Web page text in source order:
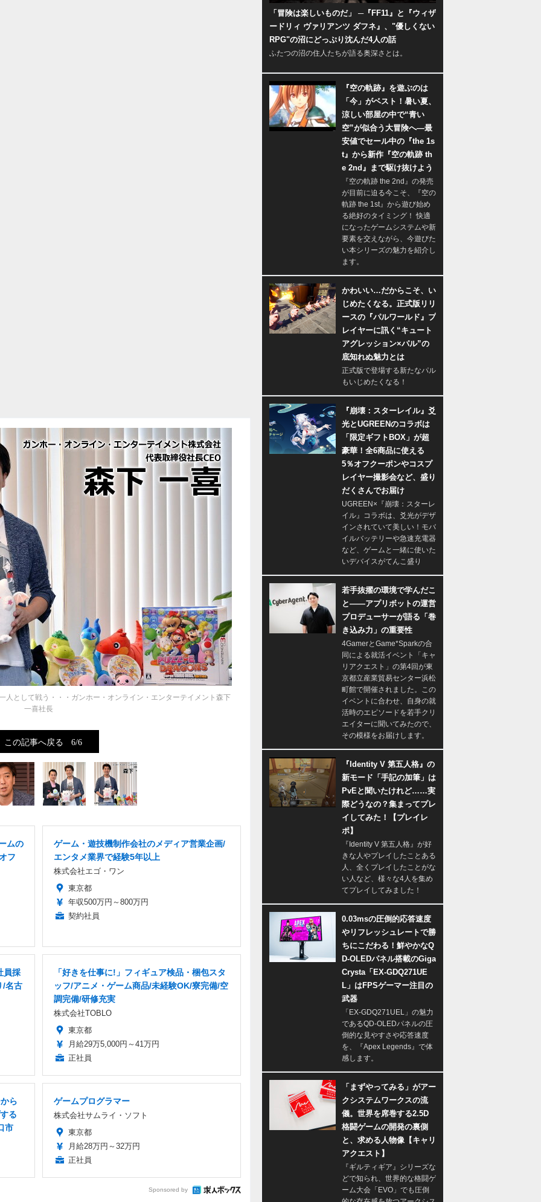
人として戦う・・・ガンホー・オンライン・エンターテイメント森下
一喜社長
この記事へ戻る 6/6
ムの
フ
ゲーム・遊技機制作会社のメディア営業企画/
エンタメ業界で経験5年以上
株式会社エゴ・ワン
東京都
年収500万円～800万円
契約社員
員採
/名古
「好きを仕事に!」フィギュア検品・梱包スタ
ッフ/アニメ・ゲーム商品/未経験OK/寮完備/空
調完備/研修充実
株式会社TOBLO
東京都
月給29万5,000円～41万円
正社員
ら
る
市
ゲームプログラマー
株式会社サムライ・ソフト
東京都
月給28万円～32万円
正社員
Sponsored by
「冒険は楽しいものだ」 ─『FF11』と『ウィザ
ードリィ ヴァリアンツ ダフネ』、"優しくない
RPG"の沼にどっぷり沈んだ4人の話
ふたつの沼の住人たちが語る奥深さとは。
『空の軌跡』を遊ぶのは
「今」がベスト！暑い夏、
涼しい部屋の中で“青い
空”が似合う大冒険へ―最
安値でセール中の『the 1s
t』から新作『空の軌跡 th
e 2nd』まで駆け抜けよう
『空の軌跡 the 2nd』の発売
が目前に迫る今こそ、『空の
軌跡 the 1st』から遊び始め
る絶好のタイミング！ 快適
になったゲームシステムや新
要素を交えながら、今遊びた
い本シリーズの魅力を紹介し
ます。
かわいい…だからこそ、い
じめたくなる。正式版リリ
ースの『パルワールド』プ
レイヤーに訊く“キュート
アグレッション×パル”の
底知れぬ魅力とは
正式版で登場する新たなパル
もいじめたくなる！
『崩壊：スターレイル』爻
光とUGREENのコラボは
「限定ギフトBOX」が超
豪華！全6商品に使える
5％オフクーポンやコスプ
レイヤー撮影会など、盛り
だくさんでお届け
UGREEN×『崩壊：スターレ
イル』コラボは、爻光がデザ
インされていて美しい！モバ
イルバッテリーや急速充電器
など、ゲームと一緒に使いた
いデバイスがてんこ盛り
若手抜擢の環境で学んだこ
と――アプリボットの運営
プロデューサーが語る「巻
き込み力」の重要性
4GamerとGame*Sparkの合
同による就活イベント「キャ
リアクエスト」の第4回が東
京都立産業貿易センター浜松
町館で開催されました。この
イベントに合わせ、自身の就
活時のエピソードを若手クリ
エイターに聞いてみたので、
その模様をお届けします。
『Identity V 第五人格』の
新モード「手記の加筆」は
PvEと聞いたけれど……実
際どうなの？集まってプレ
イしてみた！【プレイレ
ポ】
『Identity V 第五人格』が好
きな人やプレイしたことある
人、全くプレイしたことがな
い人など、様々な4人を集め
てプレイしてみました！
0.03msの圧倒的応答速度
やリフレッシュレートで勝
ちにこだわる！鮮やかなQ
D-OLEDパネル搭載のGiga
Crysta「EX-GDQ271UE
L」はFPSゲーマー注目の
武器
「EX-GDQ271UEL」の魅力
であるQD-OLEDパネルの圧
倒的な見やすさや応答速度
を、『Apex Legends』で体
感します。
「まずやってみる」がアー
クシステムワークスの流
儀。世界を席巻する2.5D
格闘ゲームの開発の裏側
と、求める人物像【キャリ
アクエスト】
『ギルティギア』シリーズな
どで知られ、世界的な格闘ゲ
ーム大会「EVO」でも圧倒